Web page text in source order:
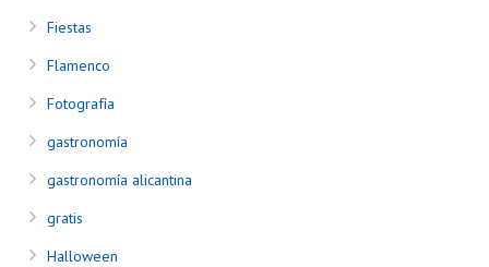
Fiestas
Flamenco
Fotografía
gastronomía
gastronomía alicantina
gratis
Halloween